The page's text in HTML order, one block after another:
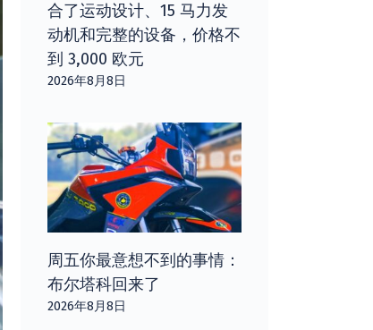
合了运动设计、15 马力发
动机和完整的设备，价格不
到 3,000 欧元
2026年8月8日
周五你最意想不到的事情：
布尔塔科回来了
2026年8月8日